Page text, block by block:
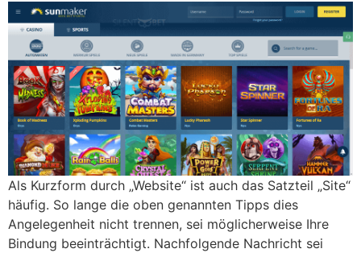
Als Kurzform durch „Website“ ist auch das Satzteil „Site“
häufig. So lange die oben genannten Tipps dies
Angelegenheit nicht trennen, sei möglicherweise Ihre
Bindung beeinträchtigt. Nachfolgende Nachricht sei